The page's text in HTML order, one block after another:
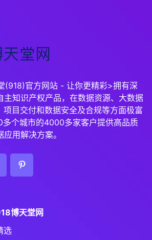
(918)官方网站 - 让你更精彩>拥有深
主知识产权产品，在数据资源、大数据
项目交付和数据安全及合规等方面极富
个城市的4000多家客户提供高品质
用解决方案。
博天堂网
选